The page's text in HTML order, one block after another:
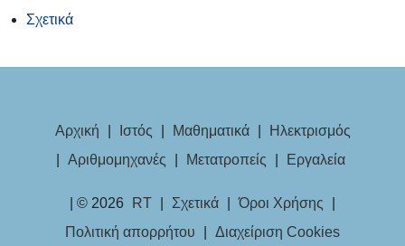
Σχετικά
Αρχική Ιστός Μαθηματικά
Ηλεκτρισμός
Αριθμομηχανές Μετατροπείς Εργαλεία
| © 2026 RT Σχετικά Όροι Χρήσης
Πολιτική απορρήτου
Διαχείριση Cookies